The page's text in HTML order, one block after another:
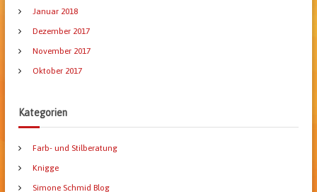
Januar 2018
Dezember 2017
November 2017
Oktober 2017
Kategorien
Farb- und Stilberatung
Knigge
Simone Schmid Blog